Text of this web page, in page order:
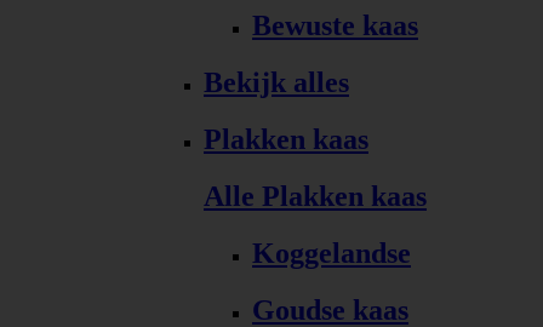
Bewuste kaas
Bekijk alles
Plakken kaas
Alle Plakken kaas
Koggelandse
Goudse kaas